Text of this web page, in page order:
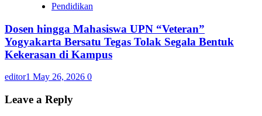
Pendidikan
Dosen hingga Mahasiswa UPN “Veteran”
Yogyakarta Bersatu Tegas Tolak Segala Bentuk
Kekerasan di Kampus
editor1 May 26, 2026 0
Leave a Reply